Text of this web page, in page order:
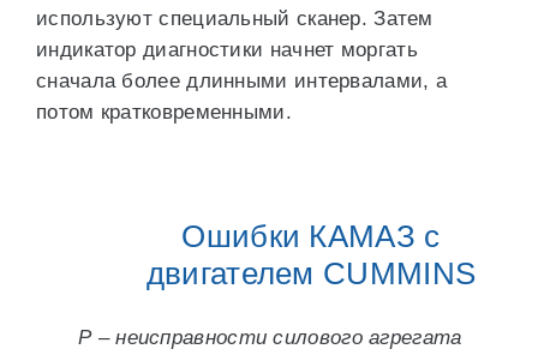
используют специальный сканер. Затем
индикатор диагностики начнет моргать
сначала более длинными интервалами, а
потом кратковременными.
Ошибки КАМАЗ с
двигателем CUMMINS
Р – неисправности силового агрегата